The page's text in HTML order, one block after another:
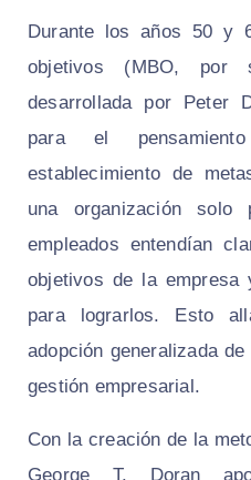
Durante los años 50 y
objetivos (MBO, por
desarrollada por Peter
para el
establecimiento de
una organización
empleados entendían
objetivos de la empresa
para lograrlos. Esto
adopción generalizada
gestión empresarial.
Con la creación de la
George T. Doran